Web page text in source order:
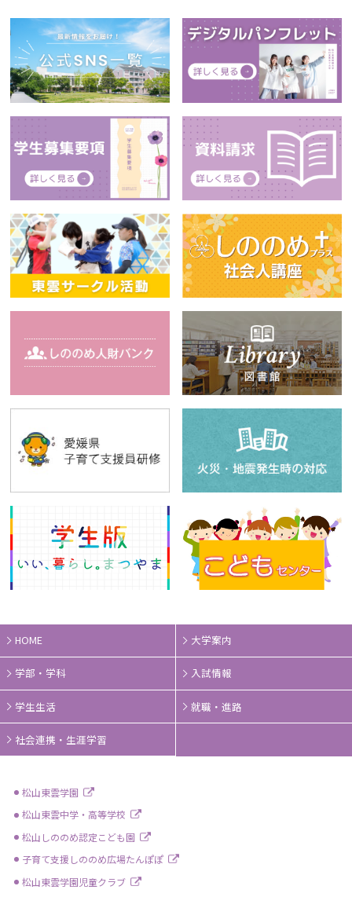
HOME 大学案内
学部・学科 入試情報
学生生活 就職・進路
社会連携・生涯学習
松山東雲学園
松山東雲中学・高等学校
松山しののめ認定こども園
子育て支援しののめ広場たんぽぽ
松山東雲学園児童クラブ